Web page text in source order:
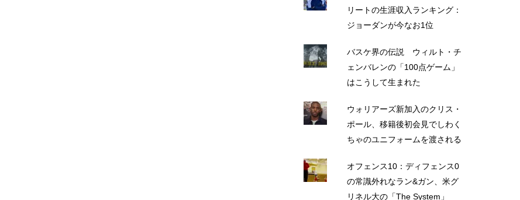
リートの生涯収入ランキング：
ジョーダンが今なお1位
バスケ界の伝説 ウィルト・チ
ェンバレンの「100点ゲーム」
はこうして生まれた
ウォリアーズ新加入のクリス・
ポール、移籍後初会見でしわく
ちゃのユニフォームを渡される
オフェンス10：ディフェンス0
の常識外れなラン&ガン、米グ
リネル大の「The System」